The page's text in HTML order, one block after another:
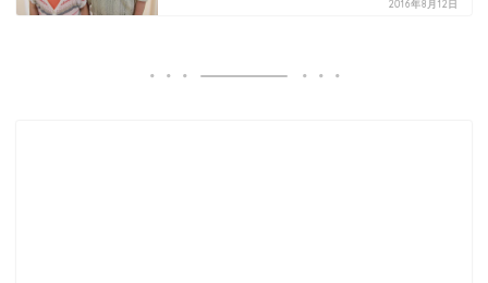
2016年8月12日